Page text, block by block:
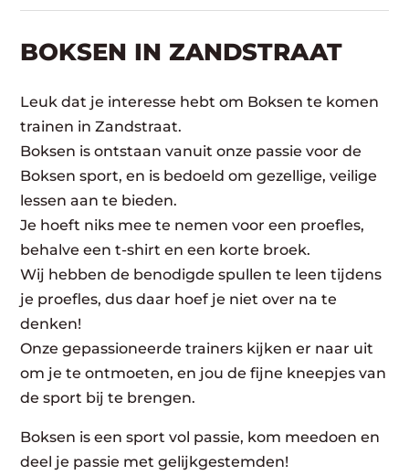
BOKSEN IN ZANDSTRAAT
Leuk dat je interesse hebt om Boksen te komen
trainen in Zandstraat.
Boksen is ontstaan vanuit onze passie voor de
Boksen sport, en is bedoeld om gezellige, veilige
lessen aan te bieden.
Je hoeft niks mee te nemen voor een proefles,
behalve een t-shirt en een korte broek.
Wij hebben de benodigde spullen te leen tijdens
je proefles, dus daar hoef je niet over na te
denken!
Onze gepassioneerde trainers kijken er naar uit
om je te ontmoeten, en jou de fijne kneepjes van
de sport bij te brengen.
Boksen is een sport vol passie, kom meedoen en
deel je passie met gelijkgestemden!